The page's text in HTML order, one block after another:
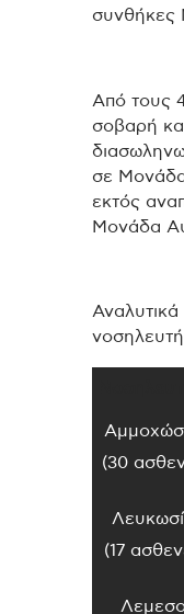
Από τους
σοβαρή
σε Μονάδα
εκτός
Μονάδα
(30
(17